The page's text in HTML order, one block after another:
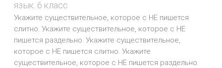
язык. 6 класс
Укажите существительное, которое с НЕ пишется
слитно. Укажите существительное, которое с НЕ
пишется раздельно. Укажите существительное,
которое с НЕ пишется слитно. Укажите
существительное, которое с НЕ пишется раздельно.